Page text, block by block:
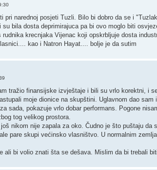
pri narednoj posjeti Tuzli. Bilo bi dobro da se i
su bila dosta deprimirajuca pa bi ovo moglo biti
rudnika krecnjaka Vijenac koji opskrbljuje dosta
kao i Natron Hayat.... bolje je da sutim
tražio finansijske izvještaje i bili su vrlo korektni, i
moje dionice na skupštini. Uglavnom dao
sada, pokazuje vrlo dobar performans. Pogone
tog velikog prostora.
nikom nije zapala za oko. Čudno je što puštaju
pare skupi većinsko vlasništvo. U normalnim
ali bi volio znati šta se dešava. Mislim da bi trebali